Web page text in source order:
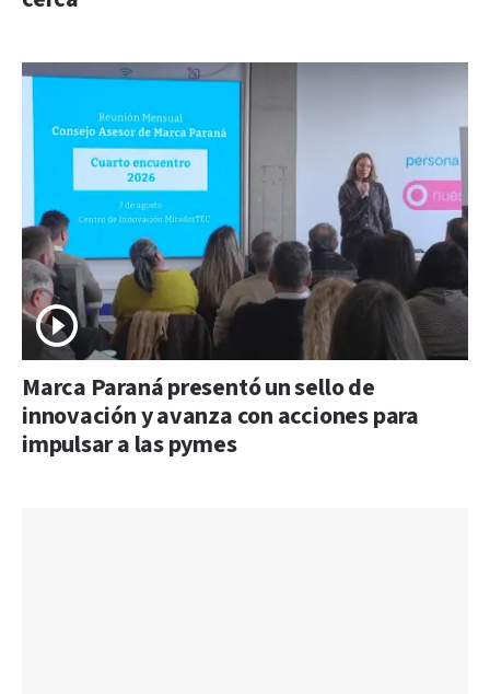
Marca Paraná presentó un sello de
innovación y avanza con acciones para
impulsar a las pymes